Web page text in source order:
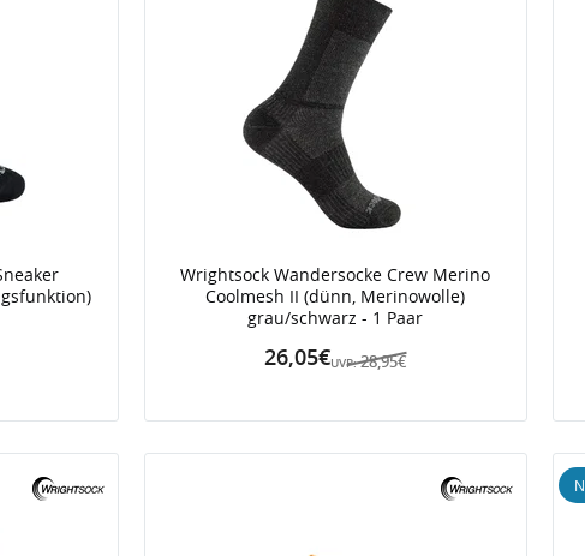
Wrightsock Wandersocke Crew Merino
Coolmesh II (dünn, Merinowolle)
grau/schwarz - 1 Paar
UVP: 28,95€
26,05€